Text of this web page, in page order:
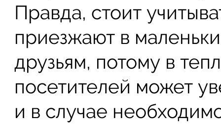
Правда, стоит
приезжают в
друзьям, потому в
посетителей может
и в случае